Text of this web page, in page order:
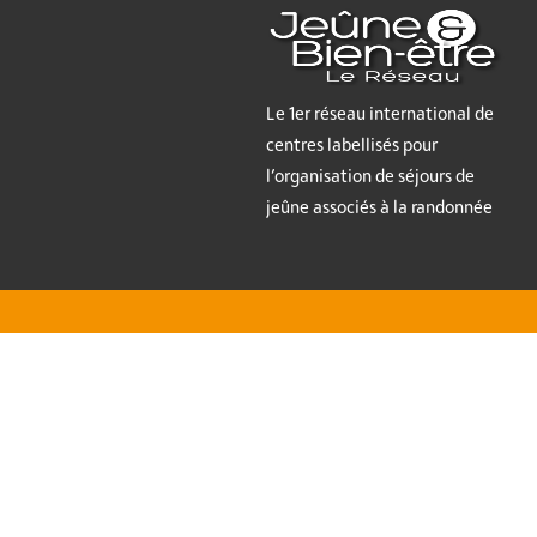
Le 1er réseau international de
centres labellisés pour
l’organisation de séjours de
jeûne associés à la randonnée